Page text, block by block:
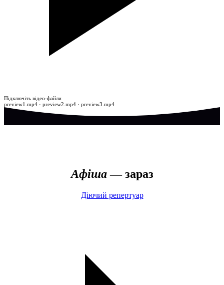
Підключіть відео-файли
preview1.mp4 · preview2.mp4 · preview3.mp4
Афіша— зараз
Діючий репертуар